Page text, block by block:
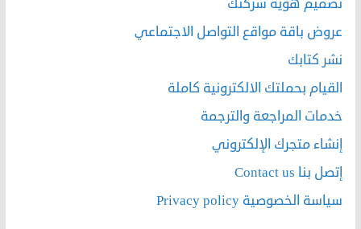
عروض باقة مواقع التواصل الاجتماعي
نشر كتابك
القيام بحملتك الالكترونية كاملة
خدمات المراجعة والترجمة
إنشاء متجرك الإلكتروني
إتصل بنا Contact us
سياسة الخصوصية Privacy policy